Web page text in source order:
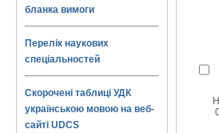
бланка вимоги
Перелік наукових
спеціальностей
Скорочені таблиці УДК
українською мовою на веб-
сайті UDCS